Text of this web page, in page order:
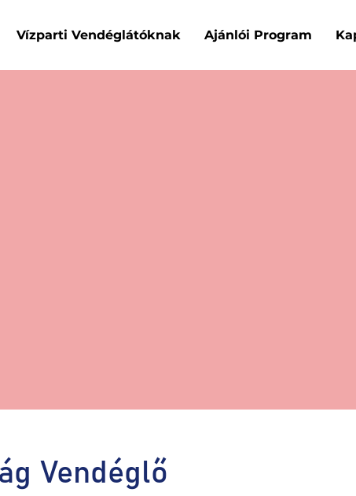
Vízparti Vendéglátóknak Ajánlói Program
Vendéglő